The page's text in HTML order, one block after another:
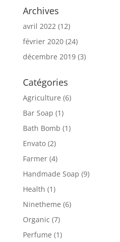
Archives
avril 2022(12)
février 2020(24)
décembre 2019(3)
Catégories
Agriculture (6)
Bar Soap (1)
Bath Bomb (1)
Envato(2)
Farmer(4)
Handmade Soap (9)
Health (1)
Ninetheme (6)
Organic (7)
Perfume (1)